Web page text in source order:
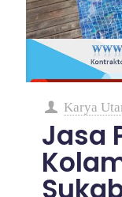
Karya
Jasa